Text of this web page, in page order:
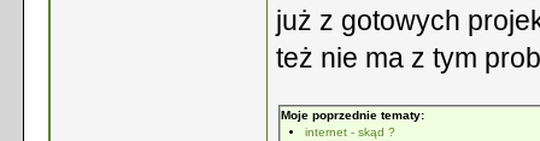
już z gotowych
też nie ma z tym
Moje poprzednie tematy:
internet - skąd ?